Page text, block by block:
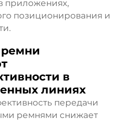
приложениях,
позиционирования и
в
линиях
передачи
ремнями снижает